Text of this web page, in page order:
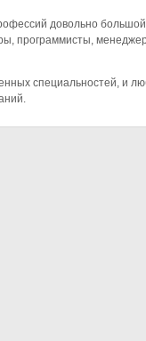
довольно
программисты,
специальностей, и